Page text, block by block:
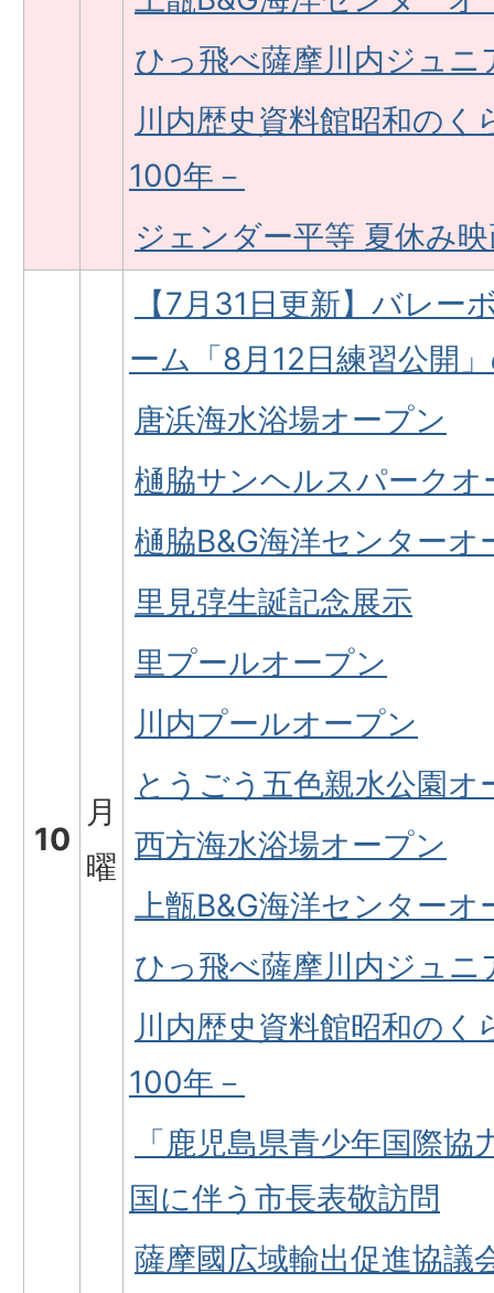
ひっ飛べ薩摩川内ジュニ
川内歴史資料館昭和のく
100年－
ジェンダー平等 夏休み
10
月
曜
【7月31日更新】バレー
ーム「8月12日練習公開
唐浜海水浴場オープン
樋脇サンヘルスパークオ
樋脇B&G海洋センターオ
里見弴生誕記念展示
里プールオープン
川内プールオープン
とうごう五色親水公園オ
西方海水浴場オープン
上甑B&G海洋センターオ
ひっ飛べ薩摩川内ジュニ
川内歴史資料館昭和のく
100年－
「鹿児島県青少年国際
国に伴う市長表敬訪問
薩摩國広域輸出促進協議